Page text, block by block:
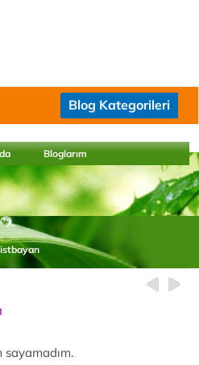
Blog Kategorileri
Bloglarım
sayamadım.